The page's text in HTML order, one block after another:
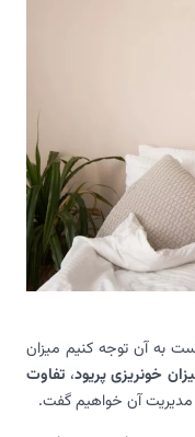
به آن توجه کنیم میزان
خونریزی پریود، تفاوت
آن خواهیم گفت.